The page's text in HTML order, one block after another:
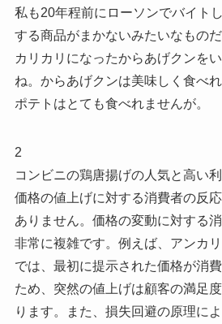
私も20年程前にローソンでバイト
する商品がまかないみたいなもの
カリカリになったからあげクンを
ね。からあげクンは美味しく食べ
ポテトはとても食べれませんが。
2
コンビニの鶏唐揚げの人気と高い
価格の値上げに対する消費者の反
ありません。価格の変動に対する
非常に複雑です。例えば、アンカ
では、最初に提示された価格が消
ため、突然の値上げは顧客の満足
ります。また、損失回避の原理に